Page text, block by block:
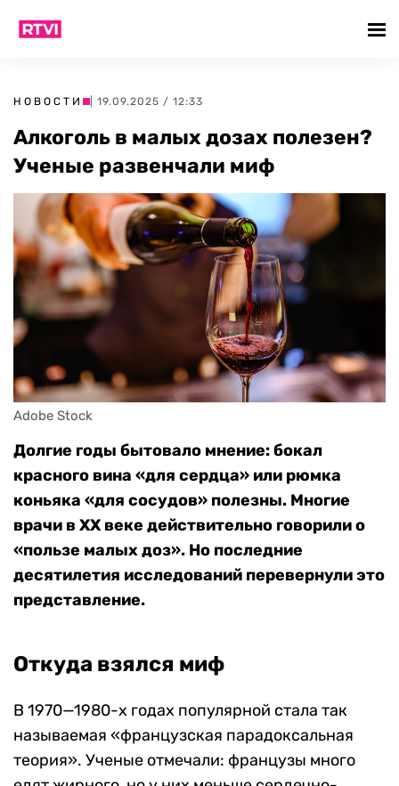
НОВОСТИ | 19.09.2025 / 12:33
Алкоголь в малых дозах полезен?
Ученые развенчали миф
Adobe Stock
Долгие годы бытовало мнение: бокал
красного вина «для сердца» или рюмка
коньяка «для сосудов» полезны. Многие
врачи в XX веке действительно говорили о
«пользе малых доз». Но последние
десятилетия исследований перевернули это
представление.
Откуда взялся миф
В 1970—1980-х годах популярной стала так
называемая «французская парадоксальная
теория». Ученые отмечали: французы много